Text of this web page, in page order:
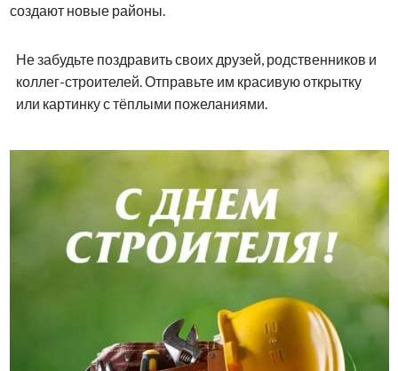
создают новые районы.
Не забудьте поздравить своих друзей, родственников и
коллег-строителей. Отправьте им красивую открытку
или картинку с тёплыми пожеланиями.